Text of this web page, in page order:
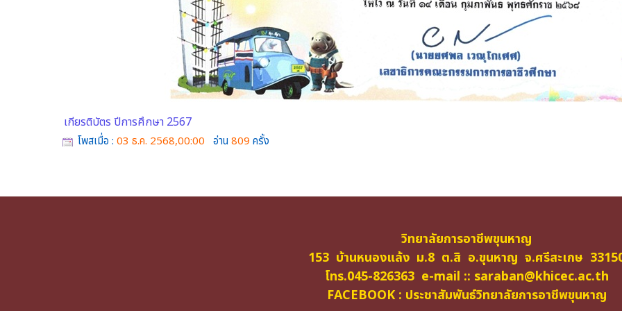
เกียรติบัตร ปีการศึกษา 2567
โพสเมื่อ : 03 ธ.ค. 2568,00:00 อ่าน 809 ครั้ง
วิทยาลัยการอาชีพขุนหาญ
153 บ้านหนองแล้ง ม.8 ต.สิ อ.ขุนหาญ จ.ศรีสะเกษ
โทร.045-826363 e-mail :: saraban@khicec.ac.th
FACEBOOK : ประชาสัมพันธ์วิทยาลัยการอาชีพขุนหาญ